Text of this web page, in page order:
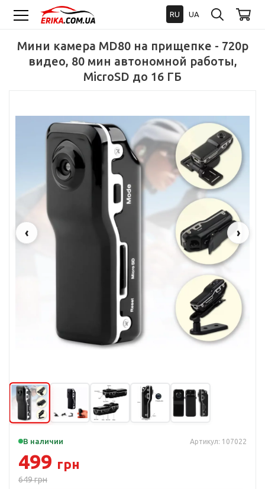
RU UA
Мини камера MD80 на прищепке - 720p
видео, 80 мин автономной работы,
MicroSD до 16 ГБ
‹ ›
В наличии Артикул: 107022
499 грн
649грн